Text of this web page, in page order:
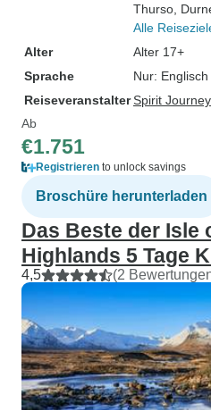
Thurso ,
Alle
Alter
Alter 17+
Sprache
Nur: Englisch
ReiseveranstalterSpirit
Ab
€1.751
Registrieren to unlock savings
Broschüre herunterladen
Das Beste der Isle
Highlands 5 Tage
4,5 (2